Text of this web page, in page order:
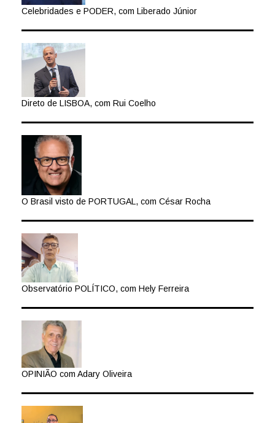
Celebridades e PODER, com Liberado Júnior
Direto de LISBOA, com Rui Coelho
O Brasil visto de PORTUGAL, com César Rocha
Observatório POLÍTICO, com Hely Ferreira
OPINIÃO com Adary Oliveira